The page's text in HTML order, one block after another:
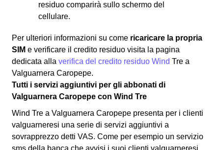
residuo comparirà sullo schermo del
cellulare.
Per ulteriori informazioni su come ricaricare la propria
SIM e verificare il credito residuo visita la pagina
dedicata alla verifica del credito residuo Wind Tre a
Valguarnera Caropepe.
Tutti i servizi aggiuntivi per gli abbonati di
Valguarnera Caropepe con Wind Tre
Wind Tre a Valguarnera Caropepe presenta per i clienti
valguarneresi una serie di servizi aggiuntivi a
sovrapprezzo detti VAS. Come per esempio un servizio
sms della banca che avvisi i suoi clienti valguarneresi